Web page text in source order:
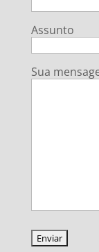
Assunto
Sua